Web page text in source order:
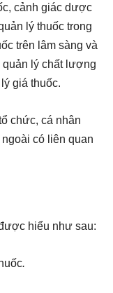
cảnh giác dược
lý thuốc trong
trên lâm sàng và
lý chất lượng
giá thuốc.
chức, cá nhân
có liên quan
hiểu như sau:
.